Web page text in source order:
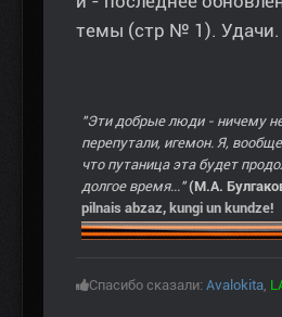
темы (стр № 1). Удачи.
"Эти добрые люди - ничему
перепутали, игемон. Я,
что путаница эта будет
долгое время..." (М.А.
pilnais abzaz, kungi un kundze!
Спасибо сказали: Avalokita,